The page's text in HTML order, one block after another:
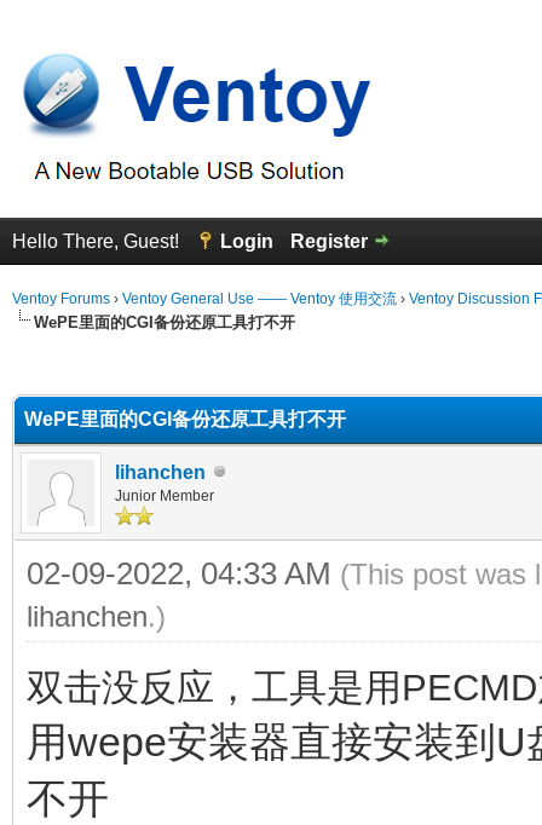
Hello There, Guest! Login Register
Ventoy Forums › Ventoy General Use —— Ventoy 使用交流 › Ventoy Discussion
WePE里面的CGI备份还原工具打不开
WePE里面的CGI备份还原工具打不开
lihanchen
Junior Member
02-09-2022, 04:33 AM (This post was
lihanchen.)
双击没反应，工具是用
用wepe安装器直接安装到
不开